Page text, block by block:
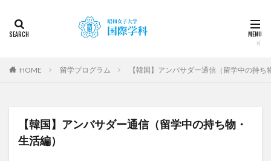
HOME 留学プログラム 【韓国】アンバサダー通信（留学中の持ち
【韓国】アンバサダー通信（留学中の持ち物・
生活編）
Temple University Japan Campus（TUJ）
The British School in Tokyo（BST）